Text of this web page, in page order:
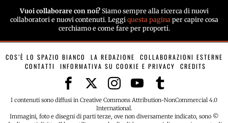
Vuoi collaborare con noi? Siamo sempre alla ricerca di nuovi
collaboratori e nuovi contenuti. Leggi questa pagina per capire cosa
cerchiamo e come fare per proporti.
COS’È LO SPAZIO BIANCO LA REDAZIONE
COLLABORAZIONI ESTERNE
CONTATTI
INFORMATIVA SU COOKIE E PRIVACY CREDITS
I contenuti sono diffusi in Creative Commons Attribution-NonCommercial 4.0
International.
Immagini, foto e disegni di parti terze, ove non diversamente indicato, sono ©